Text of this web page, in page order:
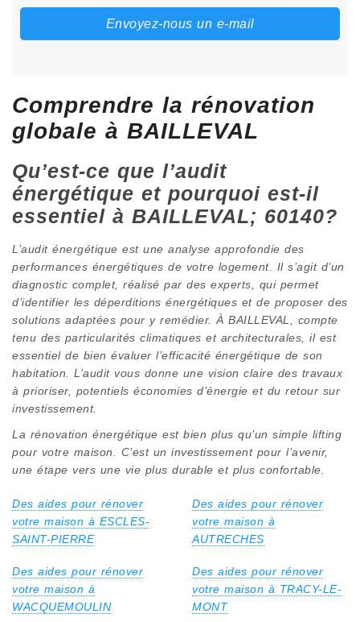
Envoyez-nous un e-mail
Comprendre la rénovation
globale à BAILLEVAL
Qu’est-ce que l’audit
énergétique et pourquoi est-il
essentiel à BAILLEVAL; 60140?
L’audit énergétique est une analyse approfondie des
performances énergétiques de votre logement. Il s’agit d’un
diagnostic complet, réalisé par des experts, qui permet
d’identifier les déperditions énergétiques et de proposer des
solutions adaptées pour y remédier. À BAILLEVAL, compte
tenu des particularités climatiques et architecturales, il est
essentiel de bien évaluer l’efficacité énergétique de son
habitation. L’audit vous donne une vision claire des travaux
à prioriser, potentiels économies d’énergie et du retour sur
investissement.
La rénovation énergétique est bien plus qu’un simple lifting
pour votre maison. C’est un investissement pour l’avenir,
une étape vers une vie plus durable et plus confortable.
Des aides pour rénover
votre maison à ESCLES-
SAINT-PIERRE
Des aides pour rénover
votre maison à
AUTRECHES
Des aides pour rénover
votre maison à
WACQUEMOULIN
Des aides pour rénover
votre maison à TRACY-LE-
MONT